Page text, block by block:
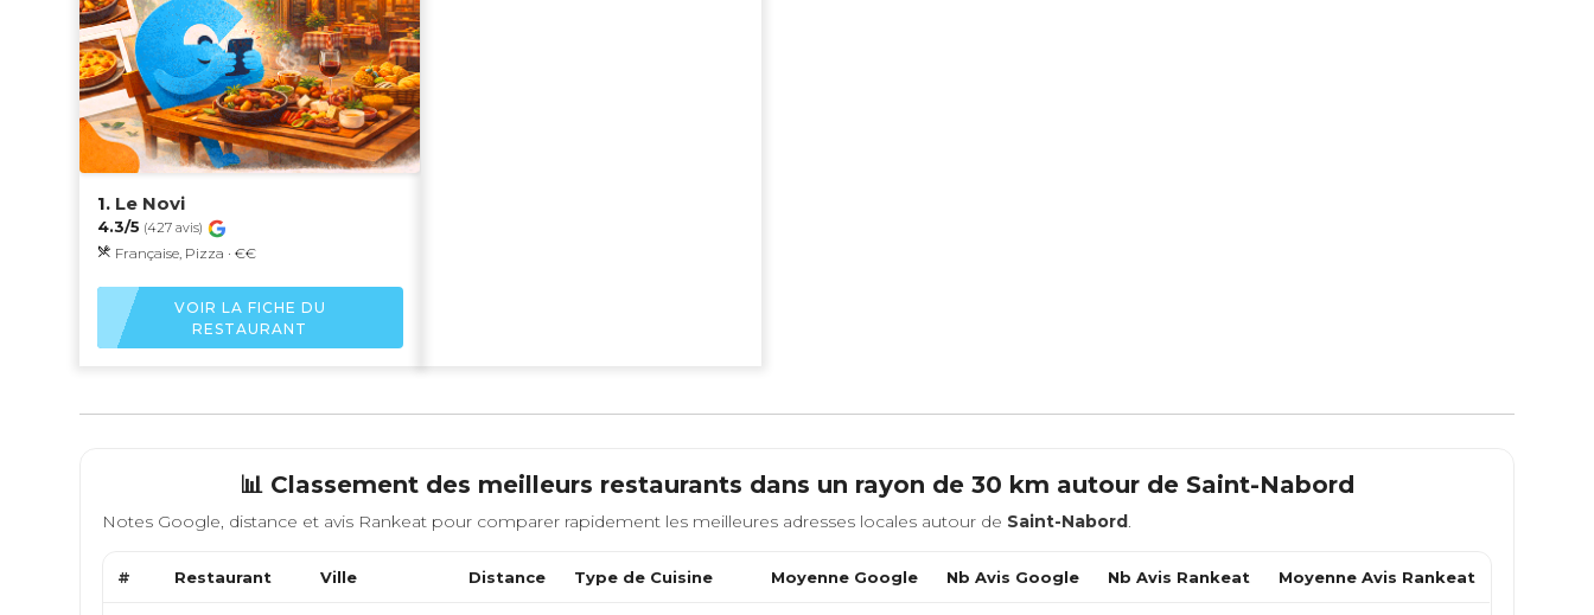
1. Le Novi
4.3/5 (427 avis)
Française, Pizza · €€
VOIR LA FICHE DU
RESTAURANT
📊 Classement des meilleurs restaurants dans un rayon de 30 km autour de Saint-Nabord
Notes Google, distance et avis Rankeat pour comparer rapidement les meilleures adresses locales autour de Saint-Nabord.
# Restaurant Ville Distance Type de Cuisine Moyenne Google Nb Avis Google Nb Avis Rankeat Moyenne Avis Rankeat